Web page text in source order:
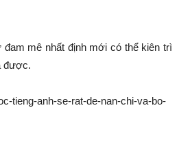
mê nhất định mới có thể kiên trì
được.